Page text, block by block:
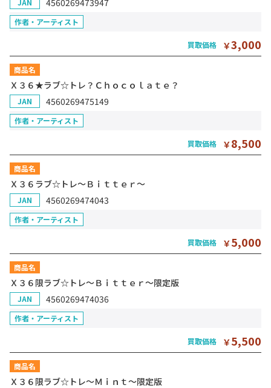
JAN
作者・アーティスト
買取価格 ￥3,000
商品名
Ｘ３６★ラブ☆トレ？Ｃｈｏｃｏｌａｔｅ？
JAN 4560269475149
作者・アーティスト
買取価格 ￥8,500
商品名
Ｘ３６ラブ☆トレ～Ｂｉｔｔｅｒ～
JAN 4560269474043
作者・アーティスト
買取価格 ￥5,000
商品名
Ｘ３６限ラブ☆トレ～Ｂｉｔｔｅｒ～限定版
JAN 4560269474036
作者・アーティスト
買取価格 ￥5,500
商品名
Ｘ３６限ラブ☆トレ～Ｍｉｎｔ～限定版